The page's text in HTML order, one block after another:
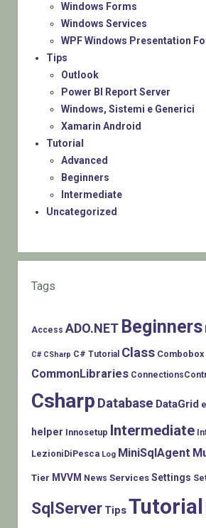
Windows Forms
Windows Services
WPF Windows Presentation
Tips
Outlook
Power BI Report Server
Windows, Sistemi e Generici
Xamarin Android
Tutorial
Advanced
Beginners
Intermediate
Uncategorized
Tags
Access ADO.NET Beginners
C# CSharp C# Tutorial Class Combobox
CommonLibraries
Csharp Database DataGrid
helper Innosetup Intermediate
LezioniDiPesca Log MiniSqlAgent
Tier MVVM News Services Settings
SqlServer TipsTutorial